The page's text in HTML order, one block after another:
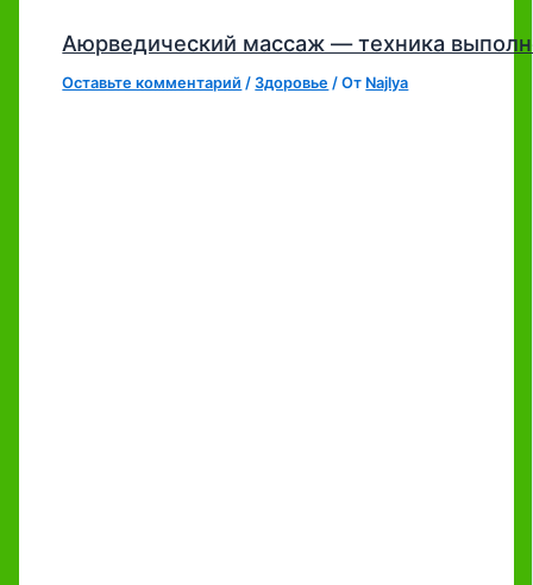
Аюрведический массаж — техника
Оставьте комментарий /Здоровье / От Najlya